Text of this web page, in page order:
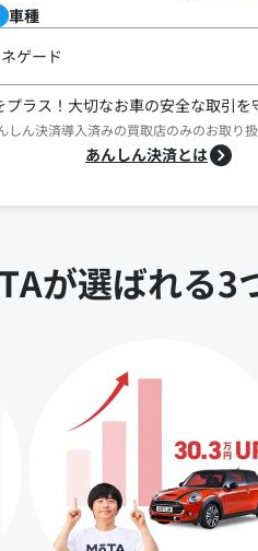
車種
ゲード
ラス！ 大切なお車の安全な取引を
しん決済導入済みの買取店のみのお取り扱
あんしん決済とは
が選ばれる3